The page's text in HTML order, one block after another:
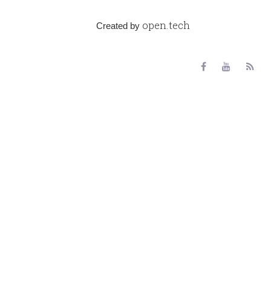
Created by open.tech